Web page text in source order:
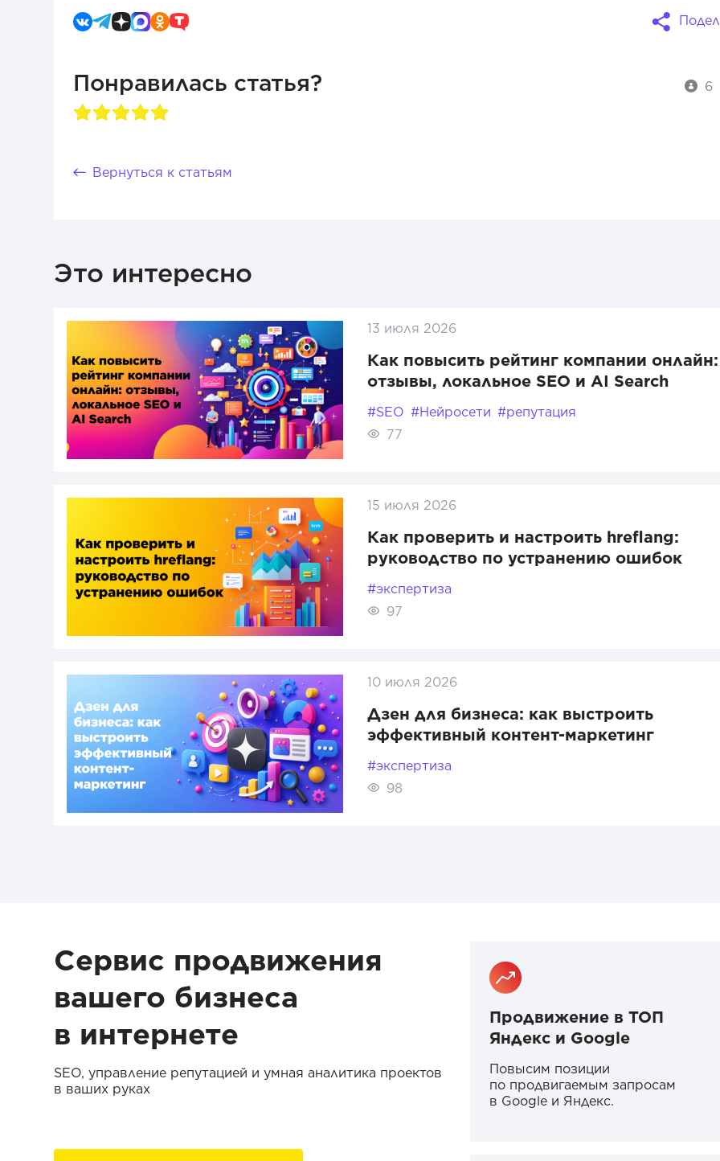
Понравилась статья? 6
Вернуться к статьям
Это интересно
13 июля 2026
Как повысить рейтинг компании онлайн:
отзывы, локальное SEO и AI Search
#SEO #Нейросети #репутация
77
15 июля 2026
Как проверить и настроить hreflang:
руководство по устранению ошибок
#экспертиза
97
10 июля 2026
Дзен для бизнеса: как выстроить
эффективный контент-маркетинг
#экспертиза
98
Сервис продвижения
вашего бизнеса
в интернете
SEO, управление репутацией и умная аналитика проектов
в ваших руках
Продвижение в ТОП
Яндекс и Google
Повысим позиции
по продвигаемым запросам
в Google и Яндекс.